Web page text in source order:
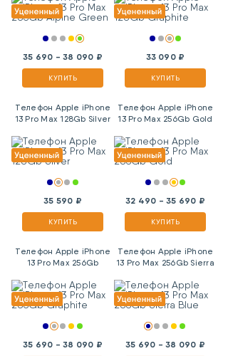
35 690 - 38 090 ₽
КУПИТЬ
33 090 ₽
КУПИТЬ
Телефон Apple iPhone
13 Pro Max 128Gb Silver
35 590 ₽
КУПИТЬ
Телефон Apple iPhone
13 Pro Max 256Gb Gold
32 490 - 35 690 ₽
КУПИТЬ
Телефон Apple iPhone
13 Pro Max 256Gb
35 690 - 38 090 ₽
Телефон Apple iPhone
13 Pro Max 256Gb Sierra
35 690 - 38 090 ₽